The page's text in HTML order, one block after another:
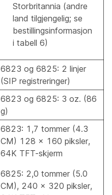
Storbritannia (andre
land tilgjengelig; se
bestillingsinformasjon
i tabell 6)
6823 og 6825: 2 linjer
(SIP registreringer)
6823 og 6825: 3 oz. (86
g)
6823: 1,7 tommer (4.3
CM) 128 x 160 piksler,
64K TFT-skjerm
6825: 2,0 tommer (5.0
CM), 240 x 320 piksler,